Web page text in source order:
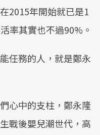
2015年開始就已是1
率其實也不過90%。
任務的人，就是鄭永
心中的支柱，鄭永隆
戰後嬰兒潮世代，高